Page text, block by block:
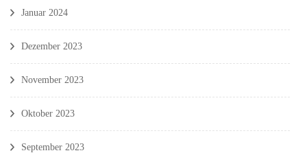
Januar 2024
Dezember 2023
November 2023
Oktober 2023
September 2023